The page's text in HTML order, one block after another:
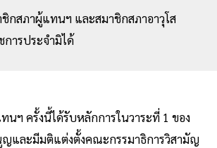
กสภาผู้แทนฯ และสมาชิกสภาอาวุโส
การประจำมิได้
นฯ ครั้งนี้ได้รับหลักการในวาระที่ 1 ของ
ญและมีมติแต่งตั้งคณะกรรมาธิการวิสามัญ